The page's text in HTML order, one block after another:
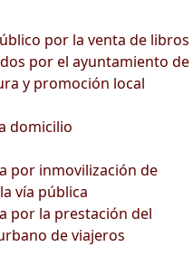
por la venta de libros
por el ayuntamiento de
y promoción local
domicilio
por inmovilización de
vía pública
por la prestación del
de viajeros